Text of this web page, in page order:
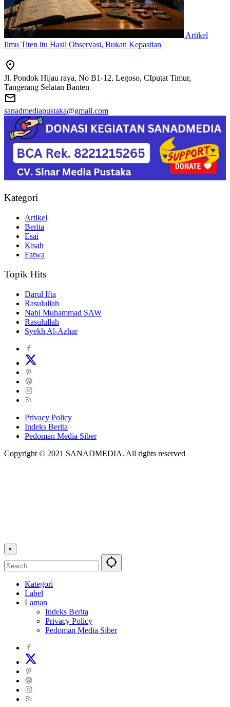
Artikel
Ilmu Titen itu Hasil Observasi, Bukan Kepastian
Jl. Pondok Hijau raya, No B1-12, Legoso, CIputat Timur,
Tangerang Selatan Banten
sanadmediapustaka@gmail.com
Kategori
Artikel
Berita
Esai
Kisah
Fatwa
Topik Hits
Darul Ifta
Rasulullah
Nabi Muhammad SAW
Rasulullah
Syekh Al-Azhar
Privacy Policy
Indeks Berita
Pedoman Media Siber
Copyright © 2021 SANADMEDIA. All rights reserved
×
Kategori
Label
Laman
Indeks Berita
Privacy Policy
Pedoman Media Siber